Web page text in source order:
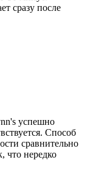
сразу после
успешно
Способ
сравнительно
что нередко